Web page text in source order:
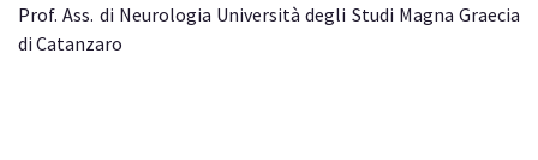
Prof. Ass. di Neurologia Università degli Studi Magna Graecia
di Catanzaro